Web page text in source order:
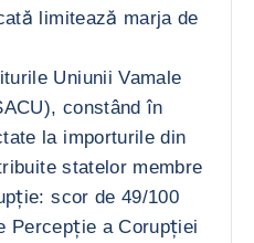
limitează marja de
Uniunii Vamale
constând în
la importurile din
statelor membre
scor de 49/100
Percepție a Corupției